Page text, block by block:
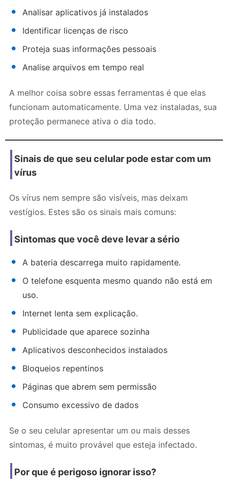
Analisar aplicativos já instalados
Identificar licenças de risco
Proteja suas informações pessoais
Analise arquivos em tempo real
A melhor coisa sobre essas ferramentas é que elas
funcionam automaticamente. Uma vez instaladas, sua
proteção permanece ativa o dia todo.
Sinais de que seu celular pode estar com um
vírus
Os vírus nem sempre são visíveis, mas deixam
vestígios. Estes são os sinais mais comuns:
Sintomas que você deve levar a sério
A bateria descarrega muito rapidamente.
O telefone esquenta mesmo quando não está em
uso.
Internet lenta sem explicação.
Publicidade que aparece sozinha
Aplicativos desconhecidos instalados
Bloqueios repentinos
Páginas que abrem sem permissão
Consumo excessivo de dados
Se o seu celular apresentar um ou mais desses
sintomas, é muito provável que esteja infectado.
Por que é perigoso ignorar isso?